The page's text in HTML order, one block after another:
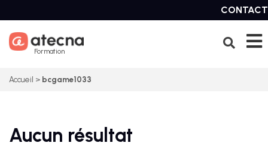
to
content
CONTACT
Formation
Accueil > bcgame1033
Aucun résultat